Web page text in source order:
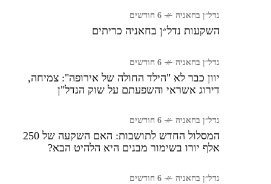
נדל״ן בחאניה 6 חודשים
השקעות נדל״ן בחאניה כריתים
נדל״ן בחאניה 6 חודשים
יוון כבר לא "הילד החולה של אירופה": צמיחה,
דירוג אשראי והשפעתם על שוק הנדל"ן
נדל״ן בחאניה 6 חודשים
המסלול החדש לתושבות: האם השקעה של 250
אלף יורו בשימור מבנים היא הלהיט הבא?
נדל״ן בחאניה 6 חודשים